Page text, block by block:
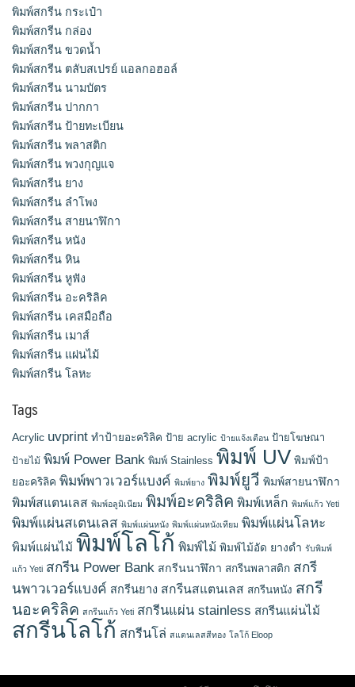
พิมพ์สกรีน กระเป๋า
พิมพ์สกรีน กล่อง
พิมพ์สกรีน ขวดน้ำ
พิมพ์สกรีน ตลับสเปรย์ แอลกอฮอล์
พิมพ์สกรีน นามบัตร
พิมพ์สกรีน ปากกา
พิมพ์สกรีน ป้ายทะเบียน
พิมพ์สกรีน พลาสติก
พิมพ์สกรีน พวงกุญแจ
พิมพ์สกรีน ยาง
พิมพ์สกรีน ลำโพง
พิมพ์สกรีน สายนาฬิกา
พิมพ์สกรีน หนัง
พิมพ์สกรีน หิน
พิมพ์สกรีน หูฟัง
พิมพ์สกรีน อะคริลิค
พิมพ์สกรีน เคสมือถือ
พิมพ์สกรีน เมาส์
พิมพ์สกรีน แผ่นไม้
พิมพ์สกรีน โลหะ
Tags
Acrylic uvprint ทำป้ายอะคริลิค ป้าย acrylic ป้ายแจ้งเตือน ป้ายโฆษณา
ป้ายไม้ พิมพ์ Power Bank พิมพ์ Stainless พิมพ์ UV พิมพ์ป้า
ยอะคริลิค พิมพ์พาวเวอร์แบงค์ พิมพ์ยาง พิมพ์ยูวี พิมพ์สายนาฬิกา
พิมพ์สแตนเลส พิมพ์อลูมิเนียม พิมพ์อะคริลิค พิมพ์เหล็ก พิมพ์แก้ว Yeti
พิมพ์แผ่นสเตนเลส พิมพ์แผ่นหนัง พิมพ์แผ่นหนังเทียม พิมพ์แผ่นโลหะ
พิมพ์แผ่นไม้ พิมพ์โลโก้ พิมพ์ไม้ พิมพ์ไม้อัด ยางดำ รับพิมพ์
แก้ว Yeti สกรีน Power Bank สกรีนนาฬิกา สกรีนพลาสติก สกรี
นพาวเวอร์แบงค์ สกรีนยาง สกรีนสแตนเลส สกรีนหนัง สกรี
นอะคริลิค สกรีนแก้ว Yeti สกรีนแผ่น stainless สกรีนแผ่นไม้
สกรีนโลโก้ สกรีนโล่ สแตนเลสสีทอง โลโก้ Eloop